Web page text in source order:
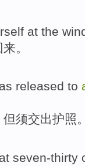
at the
来。
released to
但须交出护照
at seven-thirty